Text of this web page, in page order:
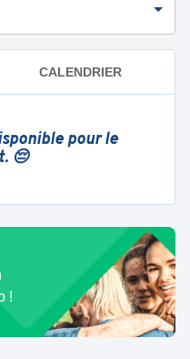
CALENDRIER
pour le
😔
!